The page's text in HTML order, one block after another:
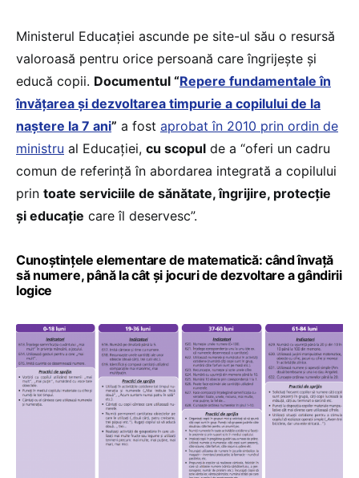
Ministerul Educației ascunde pe site-ul său o resursă
valoroasă pentru orice persoană care îngrijește și
educă copii. Documentul “Repere fundamentale în
învățarea și dezvoltarea timpurie a copilului de la
naștere la 7 ani” a fost aprobat în 2010 prin ordin de
ministru al Educației, cu scopul de a “oferi un cadru
comun de referință în abordarea integrată a copilului
prin toate serviciile de sănătate, îngrijire, protecție
și educație care îl deservesc”.
Cunoștințele elementare de matematică: când învață
să numere, până la cât și jocuri de dezvoltare a gândirii
logice